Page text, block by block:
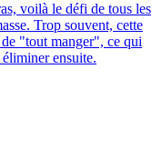
voilà le défi de tous les
Trop souvent, cette
"tout manger", ce qui
ensuite.